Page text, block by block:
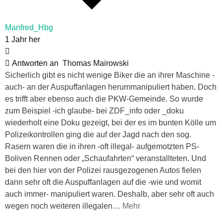
Manfred_Hbg
1 Jahr her
Antworten an Thomas Mairowski
Sicherlich gibt es nicht wenige Biker die an ihrer Maschine -
auch- an der Auspuffanlagen herummanipuliert haben. Doch
es trifft aber ebenso auch die PKW-Gemeinde. So wurde
zum Beispiel -ich glaube- bei ZDF_info oder _doku
wiederholt eine Doku gezeigt, bei der es im bunten Kölle um
Polizeikontrollen ging die auf der Jagd nach den sog.
Rasern waren die in ihren -oft illegal- aufgemotzten PS-
Boliven Rennen oder „Schaufahrten“ veranstallteten. Und
bei den hier von der Polizei rausgezogenen Autos fielen
dann sehr oft die Auspuffanlagen auf die -wie und womit
auch immer- manipuliert waren. Deshalb, aber sehr oft auch
wegen noch weiteren illegalen… Mehr